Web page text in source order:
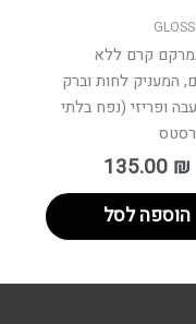
קרם ללא
המעניק לחות וברק
ופריזי (נפח בלתי
135.00 ₪
הוספה לסל